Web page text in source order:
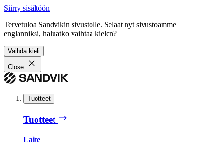
Siirry sisältöön
Tervetuloa Sandvikin sivustolle. Selaat nyt sivustoamme
englanniksi, haluatko vaihtaa kielen?
Vaihda kieli
Close
Tuotteet
Tuotteet
Laite